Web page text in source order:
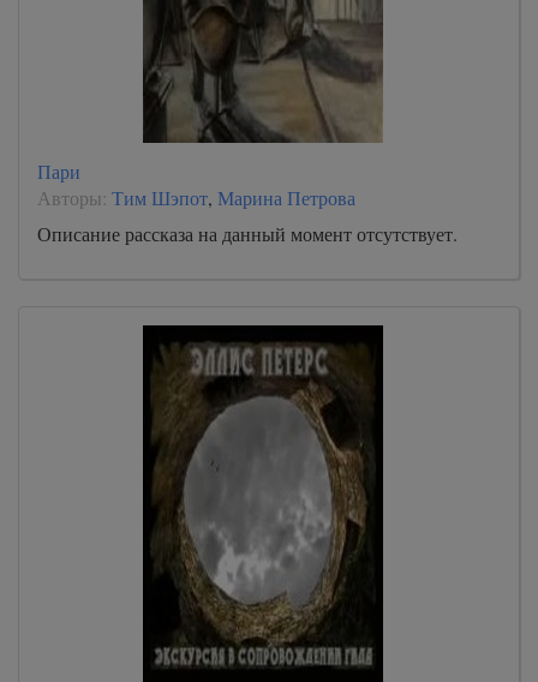
Пари
Авторы: Тим Шэпот, Марина Петрова
Описание рассказа на данный момент отсутствует.